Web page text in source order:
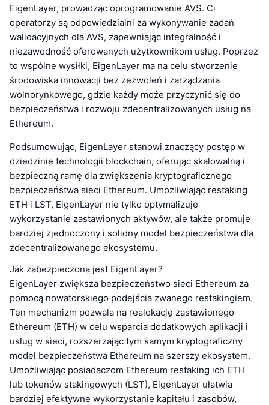
EigenLayer, prowadząc oprogramowanie AVS. Ci
operatorzy są odpowiedzialni za wykonywanie zadań
walidacyjnych dla AVS, zapewniając integralność i
niezawodność oferowanych użytkownikom usług. Poprzez
to wspólne wysiłki, EigenLayer ma na celu stworzenie
środowiska innowacji bez zezwoleń i zarządzania
wolnorynkowego, gdzie każdy może przyczynić się do
bezpieczeństwa i rozwoju zdecentralizowanych usług na
Ethereum.
Podsumowując, EigenLayer stanowi znaczący postęp w
dziedzinie technologii blockchain, oferując skalowalną i
bezpieczną ramę dla zwiększenia kryptograficznego
bezpieczeństwa sieci Ethereum. Umożliwiając restaking
ETH i LST, EigenLayer nie tylko optymalizuje
wykorzystanie zastawionych aktywów, ale także promuje
bardziej zjednoczony i solidny model bezpieczeństwa dla
zdecentralizowanego ekosystemu.
Jak zabezpieczona jest EigenLayer?
EigenLayer zwiększa bezpieczeństwo sieci Ethereum za
pomocą nowatorskiego podejścia zwanego restakingiem.
Ten mechanizm pozwala na realokację zastawionego
Ethereum (ETH) w celu wsparcia dodatkowych aplikacji i
usług w sieci, rozszerzając tym samym kryptograficzny
model bezpieczeństwa Ethereum na szerszy ekosystem.
Umożliwiając posiadaczom Ethereum restaking ich ETH
lub tokenów stakingowych (LST), EigenLayer ułatwia
bardziej efektywne wykorzystanie kapitału i zasobów,